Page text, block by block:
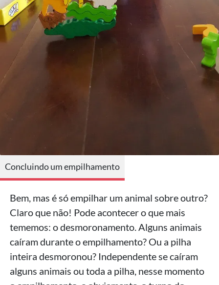
Concluindo um empilhamento
Bem, mas é só empilhar um animal sobre outro?
Claro que não! Pode acontecer o que mais
tememos: o desmoronamento. Alguns animais
caíram durante o empilhamento? Ou a pilha
inteira desmoronou? Independente se caíram
alguns animais ou toda a pilha, nesse momento